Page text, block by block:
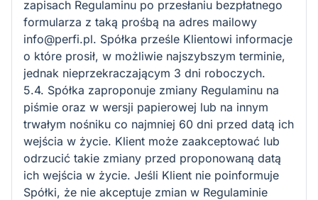
zapisach Regulaminu po przesłaniu bezpłatnego
formularza z taką prośbą na adres mailowy
info@perfi.pl. Spółka prześle Klientowi informacje
o które prosił, w możliwie najszybszym terminie,
jednak nieprzekraczającym 3 dni roboczych.
5.4. Spółka zaproponuje zmiany Regulaminu na
piśmie oraz w wersji papierowej lub na innym
trwałym nośniku co najmniej 60 dni przed datą ich
wejścia w życie. Klient może zaakceptować lub
odrzucić takie zmiany przed proponowaną datą
ich wejścia w życie. Jeśli Klient nie poinformuje
Spółki, że nie akceptuje zmian w Regulaminie